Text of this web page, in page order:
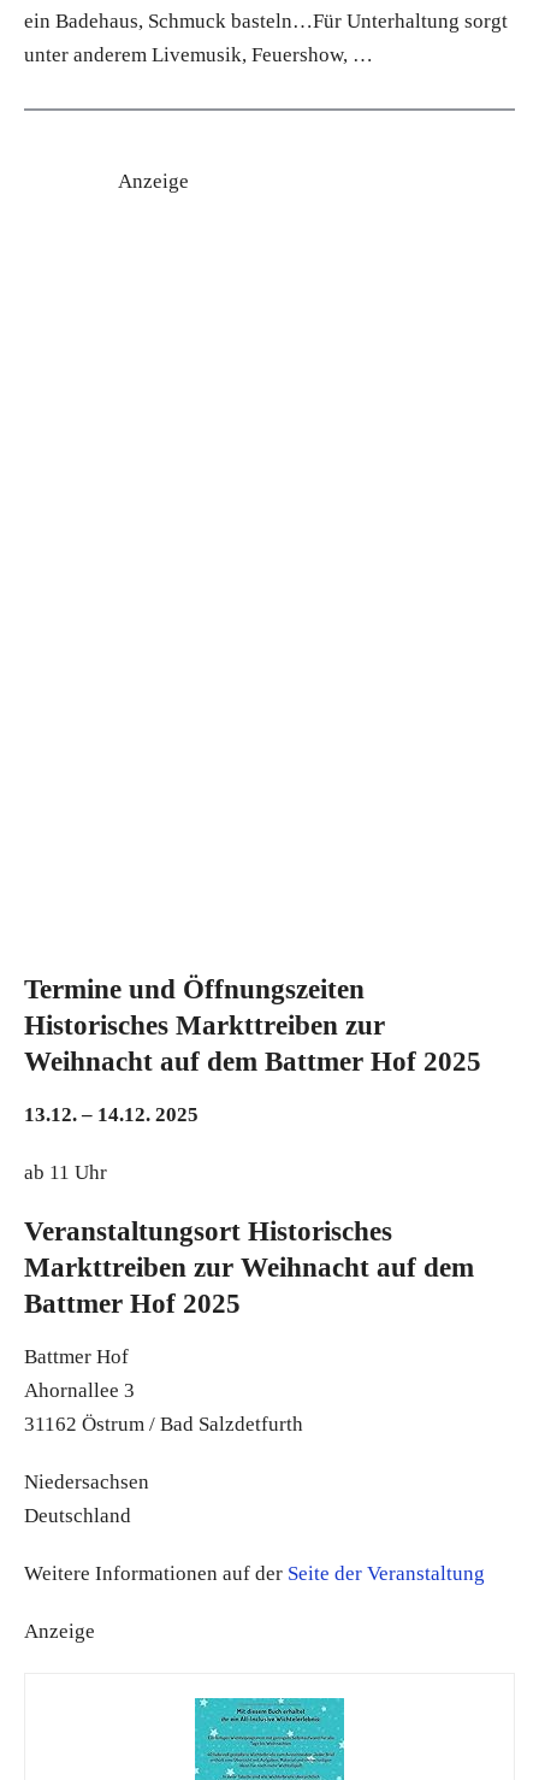
ein Badehaus, Schmuck basteln…Für Unterhaltung sorgt
unter anderem Livemusik, Feuershow, …
Anzeige
Termine und Öffnungszeiten
Historisches Markttreiben zur
Weihnacht auf dem Battmer Hof 2025
13.12. – 14.12. 2025
ab 11 Uhr
Veranstaltungsort Historisches
Markttreiben zur Weihnacht auf dem
Battmer Hof 2025
Battmer Hof
Ahornallee 3
31162 Östrum / Bad Salzdetfurth
Niedersachsen
Deutschland
Weitere Informationen auf der Seite der Veranstaltung
Anzeige